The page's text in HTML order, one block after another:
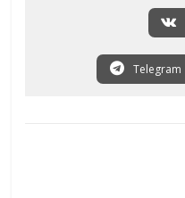
Telegram